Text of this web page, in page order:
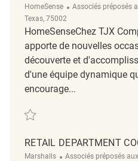
HomeSense Catégorie
Associés préposés
Texas, 75002
HomeSenseChez TJX
apporte de nouvelles
découverte et
d'une équipe dynamique
encourage...
Sauvegarder Retail Key Carrier
RETAIL DEPARTMENT
Marshalls Catégorie
Associés préposés